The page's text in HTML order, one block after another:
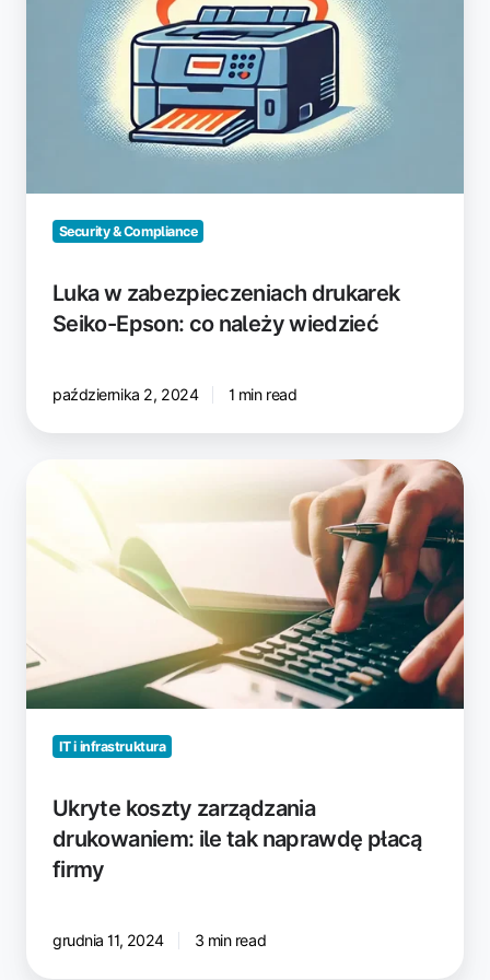
Security & Compliance
Luka w zabezpieczeniach drukarek
Seiko-Epson: co należy wiedzieć
października 2, 2024 1 min read
zarządzania
drukowaniem:
płacą
firmy
IT i infrastruktura
Ukryte koszty zarządzania
drukowaniem: ile tak naprawdę płacą
firmy
grudnia 11, 2024 3 min read